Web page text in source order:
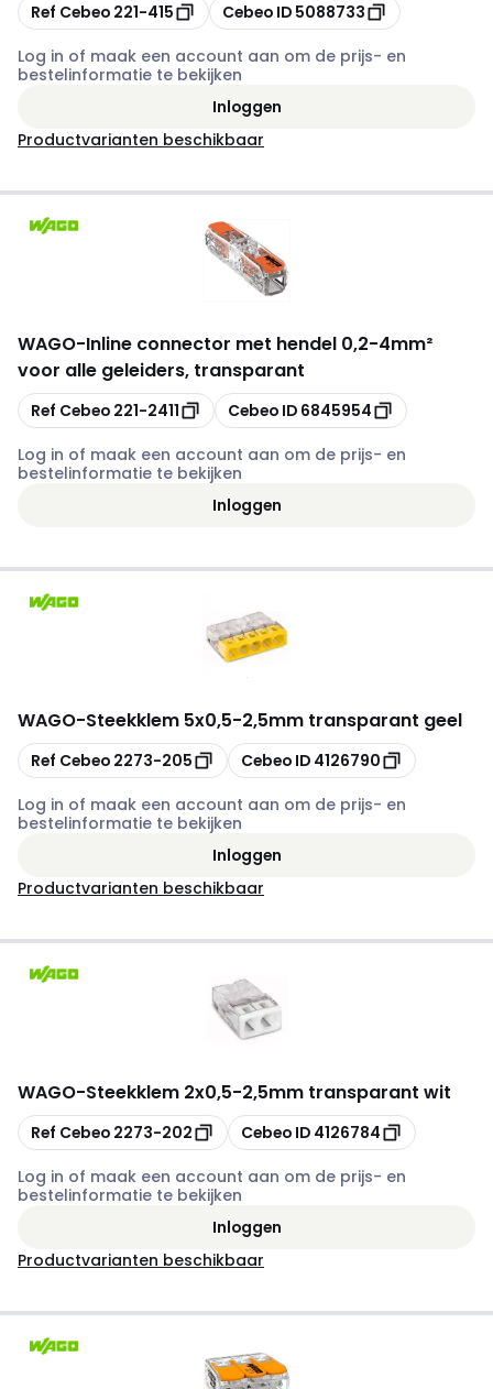
Kopiëren
Ref Cebeo 221-415 Kopiëren
Cebeo ID 5088733
Log in of maak een account aan om de prijs- en
bestelinformatie te bekijken
Inloggen
Productvarianten beschikbaar
WAGO-Inline connector met hendel 0,2-4mm²
voor alle geleiders, transparant
Kopiëren
Ref Cebeo 221-2411 Kopiëren
Cebeo ID 6845954
Log in of maak een account aan om de prijs- en
bestelinformatie te bekijken
Inloggen
WAGO-Steekklem 5x0,5-2,5mm transparant geel
Kopiëren
Ref Cebeo 2273-205 Kopiëren
Cebeo ID 4126790
Log in of maak een account aan om de prijs- en
bestelinformatie te bekijken
Inloggen
Productvarianten beschikbaar
WAGO-Steekklem 2x0,5-2,5mm transparant wit
Kopiëren
Ref Cebeo 2273-202 Kopiëren
Cebeo ID 4126784
Log in of maak een account aan om de prijs- en
bestelinformatie te bekijken
Inloggen
Productvarianten beschikbaar